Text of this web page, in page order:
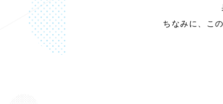
ちなみに、こ